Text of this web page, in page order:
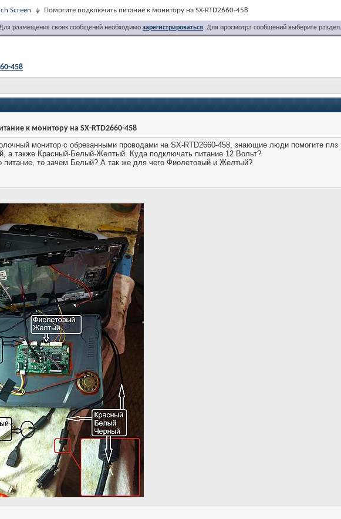
Screen Помогите подключить питание к монитору на SX-RTD2660-458
размещения своих сообщений необходимо зарегистрироваться. Для просмотра сообщений выберите раздел.
458
к монитору на SX-RTD2660-458
монитор с обрезанными проводами на SX-RTD2660-458, знающие люди помогите плз
а также Красный-Белый-Желтый. Куда подключать питание 12 Вольт?
питание, то зачем Белый? А так же для чего Фиолетовый и Желтый?